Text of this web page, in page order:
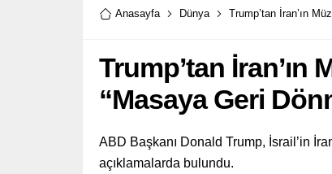
Anasayfa Dünya Trump’tan İran’ın
Trump’tan İran’ın
“Masaya Geri
ABD Başkanı Donald Trump, İsrail’in
açıklamalarda bulundu.